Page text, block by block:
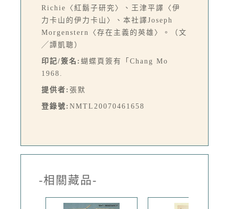
Richie〈紅鬍子研究〉、王津平譯〈伊
力卡山的伊力卡山〉、本社譯Joseph
Morgenstern〈存在主義的英雄〉。（文
╱譚凱聰）
印記/簽名: 蝴蝶頁簽有「Chang Mo
1968.
提供者: 張默
登錄號: NMTL20070461658
-相關藏品-